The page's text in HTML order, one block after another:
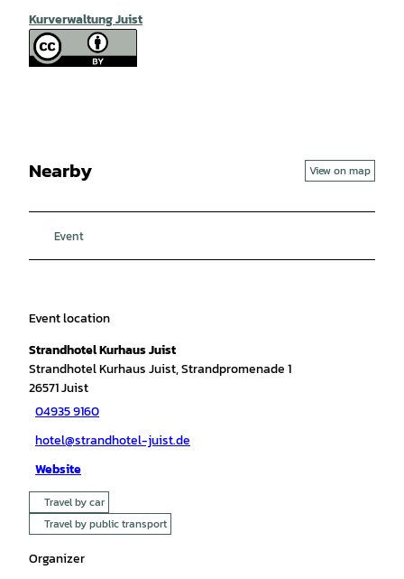
Kurverwaltung Juist
Nearby View on map
Event
Event location
Strandhotel Kurhaus Juist
Strandhotel Kurhaus Juist, Strandpromenade 1
26571Juist
04935 9160
hotel@strandhotel-juist.de
Website
Travel by car
Travel by public transport
Organizer